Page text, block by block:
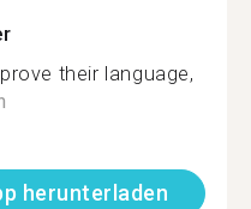
their language,
herunterladen